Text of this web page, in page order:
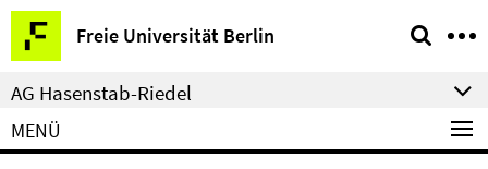
Springe
direkt
zu
Inhalt
Freie Universität Berlin
Service-
Navigation
AG Hasenstab-Riedel
MENÜ